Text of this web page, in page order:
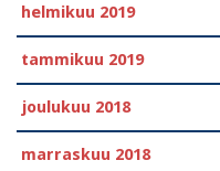
helmikuu 2019
tammikuu 2019
joulukuu 2018
marraskuu 2018